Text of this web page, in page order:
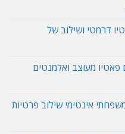
דרמטי ושילוב של
פאטיו מעוצב ואלמנטים
אינטימי שילוב פרטיות